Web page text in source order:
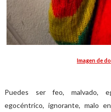
Imagen de
Puedes ser feo, malvado,
egocéntrico, ignorante, malo